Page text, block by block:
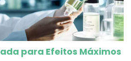
para Efeitos Máximos